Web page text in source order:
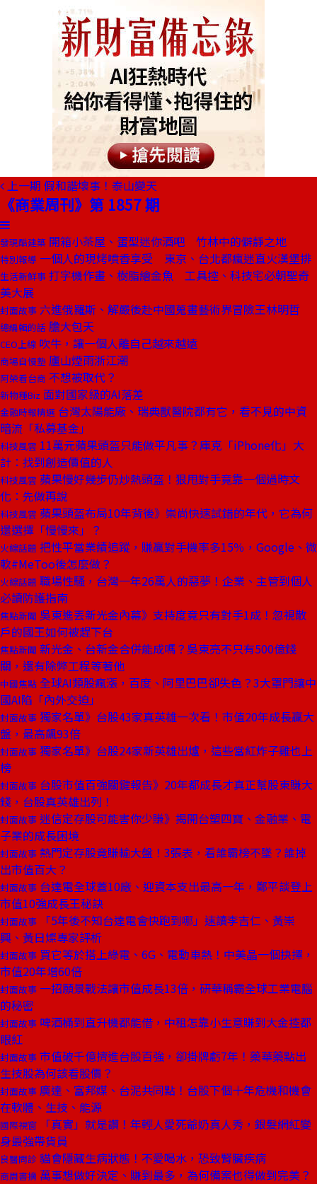
上一期 假和諧壞事！泰山變天
《商業周刊》第 1857 期
發現酷建築 開箱小茶屋、蛋型迷你酒吧 竹林中的僻靜之地
特別報導 一個人的現烤噴香享受 東京、台北都瘋迷直火漢堡排
生活新鮮事 打字機作畫、樹脂繪金魚 工具控、科技宅必朝聖奇
美大展
封面故事 六進俄羅斯、解嚴後赴中國蒐畫藝術界冒險王林明哲
總編輯的話 膽大包天
CEO上線 吹牛，讓一個人離自己越來越遠
商場自慢塾 廬山煙雨浙江潮
阿榮看台商 不想被取代？
新物種Biz 面對國家級的AI落差
金融時報精選 台灣太陽能廠、瑞典獸醫院都有它，看不見的中資
暗流「私募基金」
科技風雲 11萬元蘋果頭盔只能做平凡事？庫克「iPhone化」大
計：找到創造價值的人
科技風雲 蘋果慢好幾步仍炒熱頭盔！狠甩對手竟靠一個過時文
化：先做再說
科技風雲 蘋果頭盔布局10年背後》崇尚快速試錯的年代，它為何
還選擇「慢慢來」？
火線話題 把性平當業績追蹤，賺贏對手機率多15％，Google、微
軟#MeToo後怎麼做？
火線話題 職場性騷，台灣一年26萬人的惡夢！企業、主管到個人
必讀防護指南
焦點新聞 吳東進丟新光金內幕》支持度竟只有對手1成！忽視散
戶的國王如何被趕下台
焦點新聞 新光金、台新金合併能成嗎？吳東亮不只有500億錢
關，還有除弊工程等著他
中國焦點 全球AI類股瘋漲，百度、阿里巴巴卻失色？3大罩門讓中
國AI陷「內外交迫」
封面故事 獨家名單》台股43家真英雄一次看！市值20年成長贏大
盤，最高飆93倍
封面故事 獨家名單》台股24家新英雄出爐，這些當紅炸子雞也上
榜
封面故事 台股市值百強關鍵報告》20年都成長才真正幫股東賺大
錢，台股真英雄出列！
封面故事 迷信定存股可能害你少賺》揭開台塑四寶、金融業、電
子業的成長困境
封面故事 熱門定存股竟賺輸大盤！3張表，看誰霸榜不墜？誰掉
出市值百大？
封面故事 台達電全球蓋10廠、迎資本支出最高一年，鄭平談登上
市值10強成長王秘訣
封面故事
「5年後不知台達電會快跑到哪」速讀李吉仁、黃崇
興、黃日燦專家評析
封面故事 買它等於搭上綠電、6G、電動車熱！中美晶一個抉擇，
市值20年增60倍
封面故事 一招願景戰法讓市值成長13倍，研華稱霸全球工業電腦
的秘密
封面故事 啤酒桶到直升機都能借，中租怎靠小生意賺到大金控都
眼紅
封面故事 市值破千億擠進台股百強，卻掛牌虧7年！藥華藥點出
生技股為何該看股價？
封面故事 廣達、富邦媒、台泥共同點！台股下個十年危機和機會
在軟體、生技、能源
國際視窗
「真實」就是讚！年輕人愛死爺奶真人秀，銀髮網紅變
身最強帶貨員
良醫問診 貓會隱藏生病狀態！不愛喝水，恐致腎臟疾病
商周書摘 萬事想做好決定、賺到最多，為何備案也得做到完美？